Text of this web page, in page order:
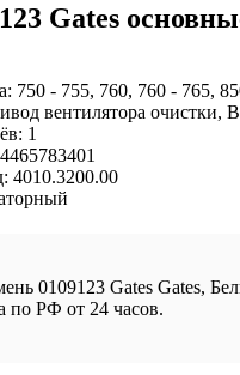
Gates
750 - 755, 760, 760 - 765,
вентилятора очистки,
1
4010.3200.00
0109123 Gates Gates,
по РФ от 24 часов.